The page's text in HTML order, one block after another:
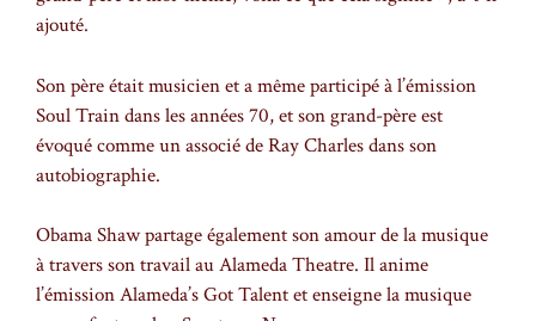
ajouté.
Son père était musicien et a même participé à l’émission
Soul Train dans les années 70, et son grand-père est
évoqué comme un associé de Ray Charles dans son
autobiographie.
Obama Shaw partage également son amour de la musique
à travers son travail au Alameda Theatre. Il anime
l’émission Alameda’s Got Talent et enseigne la musique